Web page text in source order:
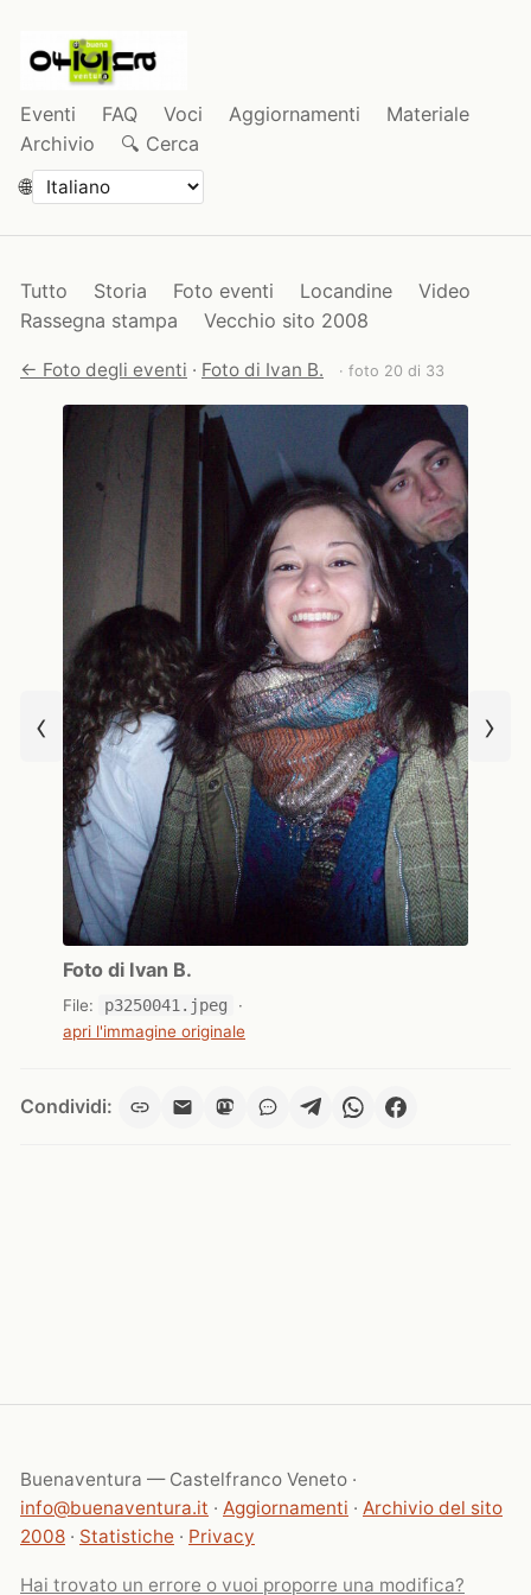
Eventi FAQ Voci Aggiornamenti
Materiale
Archivio
🔍 Cerca
🌐
Tutto Storia Foto eventi Locandine
Video
Rassegna stampa
Vecchio sito 2008
← Foto degli eventi · Foto di Ivan B. · foto 20 di 33
‹
Foto di Ivan B.
File: p3250041.jpeg
·
apri l'immagine originale
›
Condividi:
Buenaventura — Castelfranco Veneto ·
info@buenaventura.it · Aggiornamenti · Archivio del sito
2008 · Statistiche · Privacy
Hai trovato un errore o vuoi proporre una modifica?